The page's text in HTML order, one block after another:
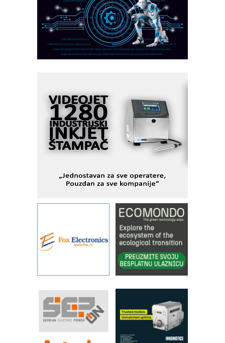
MOTOMAN – NEXT-Robotika vođena
veštačkom inteligencijom
I.SAFE MOBILE revolucioniše
industrijsku automatizaciju
pionirskimmobile operator PANEL-OM
KIP KOP – napredna rešenja za
savremene industrijske i logističke
objekte
Alba d.o.o. – 35 godina preciznosti u
metrologiji i pametnim dozirnim
rešenjima
STAUFF – Komponente koje
sistema
YAMADA pumpe – japanska
pouzdanost u transferu fluida
Filtration Group Industrial – Napredna
rešenja za filtraciju u hidrauličkim i
procesnim sistemima
Art Utopia Studio – vizuelne priče
RILINEX kompanije Rittal
FANUC: Najbolje za vašu pametnu
automatizaciju
Efikasno upravljanje energijom